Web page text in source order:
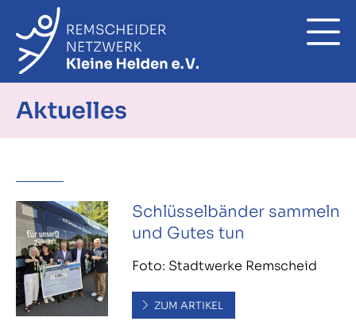
ÜBER UNS
Netzwerk
Vorstand
Beitrittserklärung (PDF)
Spenden
KinderKunstprojekt
Patenprojekt
Kleine Helden werden stark
AKTUELLES
Aktuelles
Schlüsselbänder sammeln
und Gutes tun
Foto: Stadtwerke Remscheid
ZUM ARTIKEL